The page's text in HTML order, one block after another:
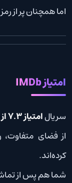
اما همچنان پر از
امتیاز IMDb
سریالامتیاز 7.3 از 10
از فضای
کرده‌اند.
شما هم پس از